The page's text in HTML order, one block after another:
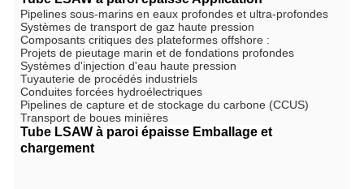
Pipelines sous-marins en eaux profondes et ultra-profondes
Systèmes de transport de gaz haute pression
Composants critiques des plateformes offshore :
Projets de pieutage marin et de fondations profondes
Systèmes d'injection d'eau haute pression
Tuyauterie de procédés industriels
Conduites forcées hydroélectriques
Pipelines de capture et de stockage du carbone (CCUS)
Transport de boues minières
Tube LSAW à paroi épaisse Emballage et
chargement